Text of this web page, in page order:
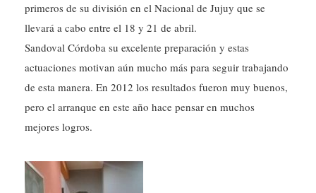
primeros de su división en el Nacional de Jujuy que se
llevará a cabo entre el 18 y 21 de abril.
Sandoval Córdoba su excelente preparación y estas
actuaciones motivan aún mucho más para seguir trabajando
de esta manera. En 2012 los resultados fueron muy buenos,
pero el arranque en este año hace pensar en muchos
mejores logros.